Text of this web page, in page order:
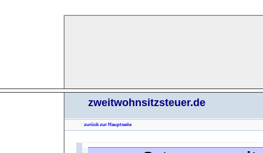
zweitwohnsitzsteuer.de
zurück zur Hauptseite